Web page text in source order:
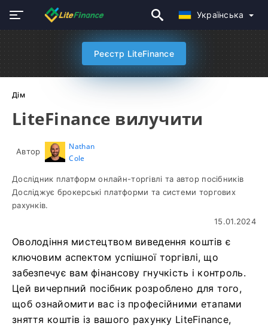
Українська
Реєстр LiteFinance
Дім
LiteFinance вилучити
Автор
Nathan
Cole
Дослідник платформ онлайн-торгівлі та автор посібників
Досліджує брокерські платформи та системи торгових
рахунків.
15.01.2024
Оволодіння мистецтвом виведення коштів є
ключовим аспектом успішної торгівлі, що
забезпечує вам фінансову гнучкість і контроль.
Цей вичерпний посібник розроблено для того,
щоб ознайомити вас із професійними етапами
зняття коштів із вашого рахунку LiteFinance,